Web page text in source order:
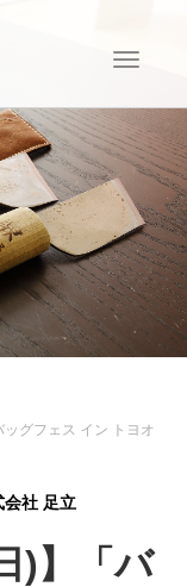
T
g
g
l
n
a
v
i
g
ッグフェス イン トヨオ
会社 足立
)】「バ